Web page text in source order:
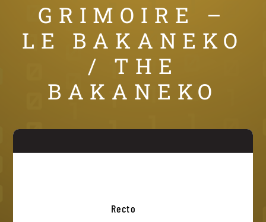
GRIMOIRE –
LE BAKANEKO
/ THE
BAKANEKO
Recto